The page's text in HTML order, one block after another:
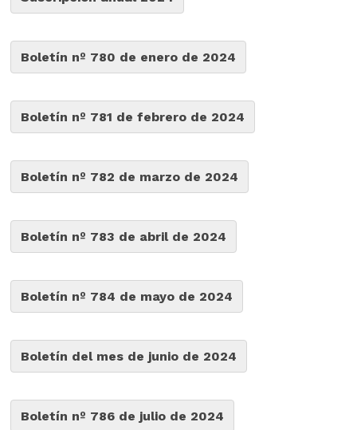
Boletín nº 780 de enero de 2024
Boletín nº 781 de febrero de 2024
Boletín nº 782 de marzo de 2024
Boletín nº 783 de abril de 2024
Boletín nº 784 de mayo de 2024
Boletín del mes de junio de 2024
Boletín nº 786 de julio de 2024